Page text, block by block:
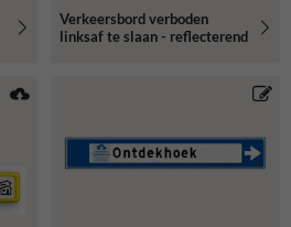
Verkeersbord verboden
linksaf te slaan - reflecterend